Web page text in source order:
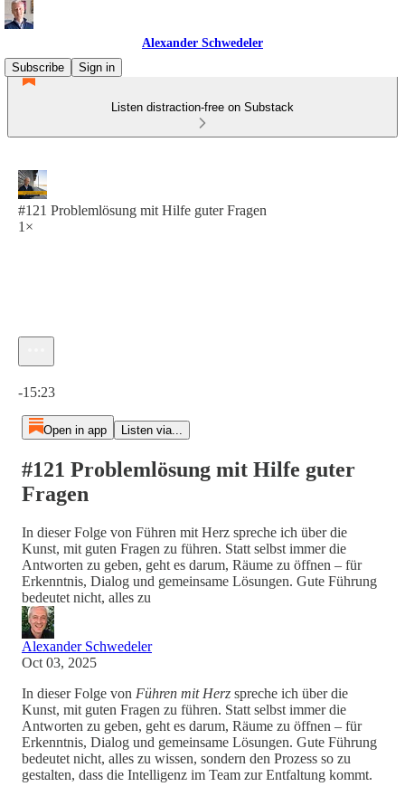
Alexander Schwedeler
Subscribe
Sign in
Listen distraction-free on Substack
#121 Problemlösung mit Hilfe guter Fragen
1×
-15:23
Open in app Listen via...
#121 Problemlösung mit Hilfe guter
Fragen
In dieser Folge von Führen mit Herz spreche ich über die
Kunst, mit guten Fragen zu führen. Statt selbst immer die
Antworten zu geben, geht es darum, Räume zu öffnen – für
Erkenntnis, Dialog und gemeinsame Lösungen. Gute Führung
bedeutet nicht, alles zu
Alexander Schwedeler
Oct 03, 2025
In dieser Folge von Führen mit Herz spreche ich über die
Kunst, mit guten Fragen zu führen. Statt selbst immer die
Antworten zu geben, geht es darum, Räume zu öffnen – für
Erkenntnis, Dialog und gemeinsame Lösungen. Gute Führung
bedeutet nicht, alles zu wissen, sondern den Prozess so zu
gestalten, dass die Intelligenz im Team zur Entfaltung kommt.